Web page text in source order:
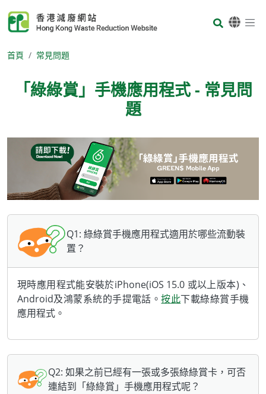
Body
首頁 常見問題
「綠綠賞」手機應用程式 - 常見問
題
Q1: 綠綠賞手機應用程式適用於哪些流動裝
置？
現時應用程式能安裝於iPhone(iOS 15.0 或以上版本)、
Android及鴻蒙系統的手提電話。按此下載綠綠賞手機
應用程式。
Q2: 如果之前已經有一張或多張綠綠賞卡，可否
連結到「綠綠賞」手機應用程式呢？